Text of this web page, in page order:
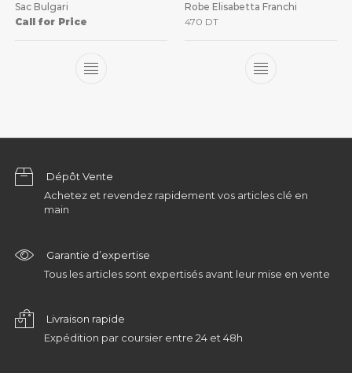
Sac Bulgari
Call for Price
Robe Elisabetta Franchi
470 DT
Dépôt Vente
Achetez et revendez rapidement vos articles clé en
main
Garantie d’expertise
Tous les articles sont expertisés avant leur mise en vente
Livraison rapide
Expédition par coursier entre 24 et 48h